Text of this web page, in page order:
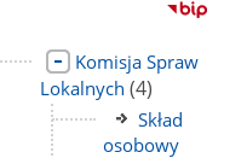
Link
do
strony
Komisja Spraw
Lokalnych liczba
podstron
(4)
Link
do
Skład
osobowy